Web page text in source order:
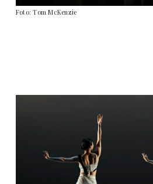
Foto: Tom McKenzie